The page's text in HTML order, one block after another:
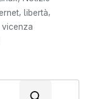
, libertà,
vicenza
Vicenza